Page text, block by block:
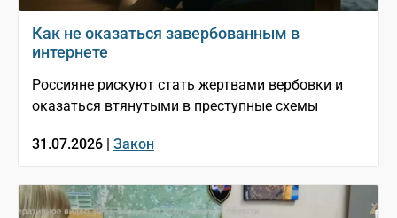
Как не оказаться завербованным в
интернете
Россияне рискуют стать жертвами вербовки и
оказаться втянутыми в преступные схемы
31.07.2026 | Закон